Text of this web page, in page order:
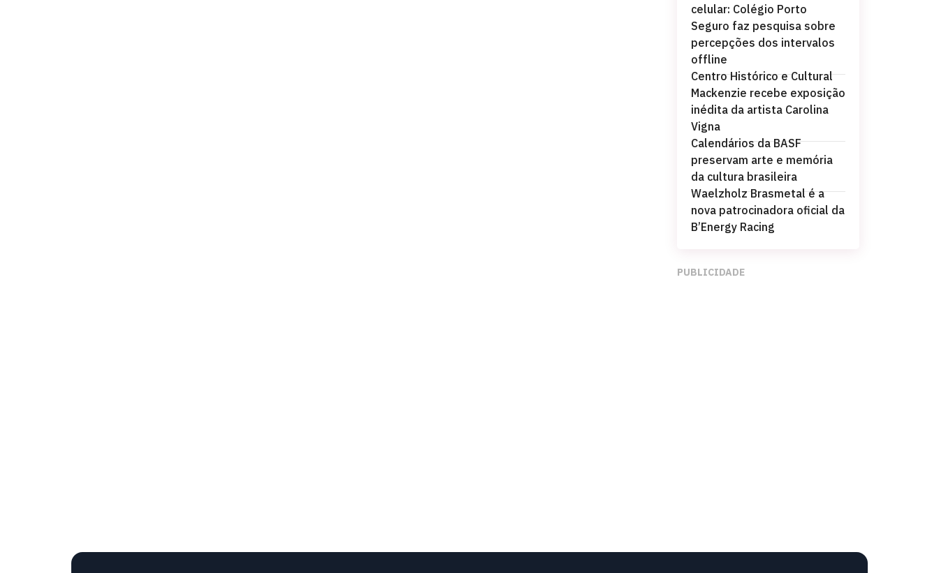
celular: Colégio Porto
Seguro faz pesquisa sobre
percepções dos intervalos
offline
Centro Histórico e Cultural
Mackenzie recebe exposição
inédita da artista Carolina
Vigna
Calendários da BASF
preservam arte e memória
da cultura brasileira
Waelzholz Brasmetal é a
nova patrocinadora oficial da
B’Energy Racing
PUBLICIDADE